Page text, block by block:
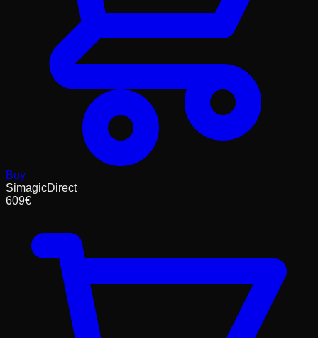
Buy
SimagicDirect
609€